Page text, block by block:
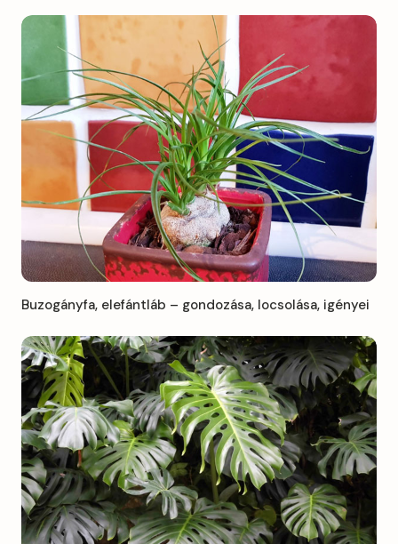
Buzogányfa, elefántláb – gondozása, locsolása, igényei